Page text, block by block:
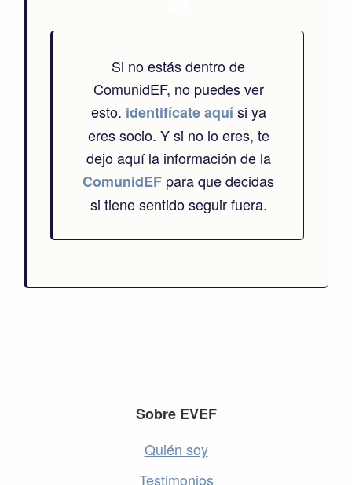
Si no estás dentro de
ComunidEF, no puedes ver
esto. identifícate aquísi ya
eres socio. Y si no lo eres, te
dejo aquí la información de la
ComunidEF para que decidas
si tiene sentido seguir fuera.
Sobre EVEF
Quién soy
Testimonios